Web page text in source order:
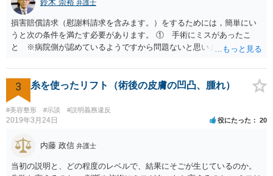
鈴木 崇裕 弁護士
損害賠償請求（慰謝料請求を含みます。）をするためには，簡単にい
うと次の条件を満たす必要があります。 ① 手術にミスがあったこ
と ※病院側が認めているようですから問題ないと思います。 ② 手
術のミスの「せいで」マスクが外せなくなったこと ④ 仕事を休まな
ければならなくなった「せいで」休業損害が発生したこと ⑤ マスク
を外せなくなった「せいで」経済的に評価できる精神的な損害が発生
したこと 「せいで」と強調した点が，内藤先生のご指摘なさる「相当
因果関係」です。 手術のミスと関係のないことまでは責任追及ができ
しく悪くなってしまったとか， 手術のミスの結果，入院期間が延びて
しまったとかいう事情があれば， 追加請求が可能な余地があります。
ただし，手術代の返金に応じた際に「これ以上金銭の請求はしませ
3 糸を使ったリフト（術後の皮膚の凹凸、腫れ）
#美容整形 #示談 #説明義務違反
2019年3月24日 役にたった 20
内藤 政信 弁護士
当初の説明と、どの程度のレベルで、結果にそごが生じているのか。